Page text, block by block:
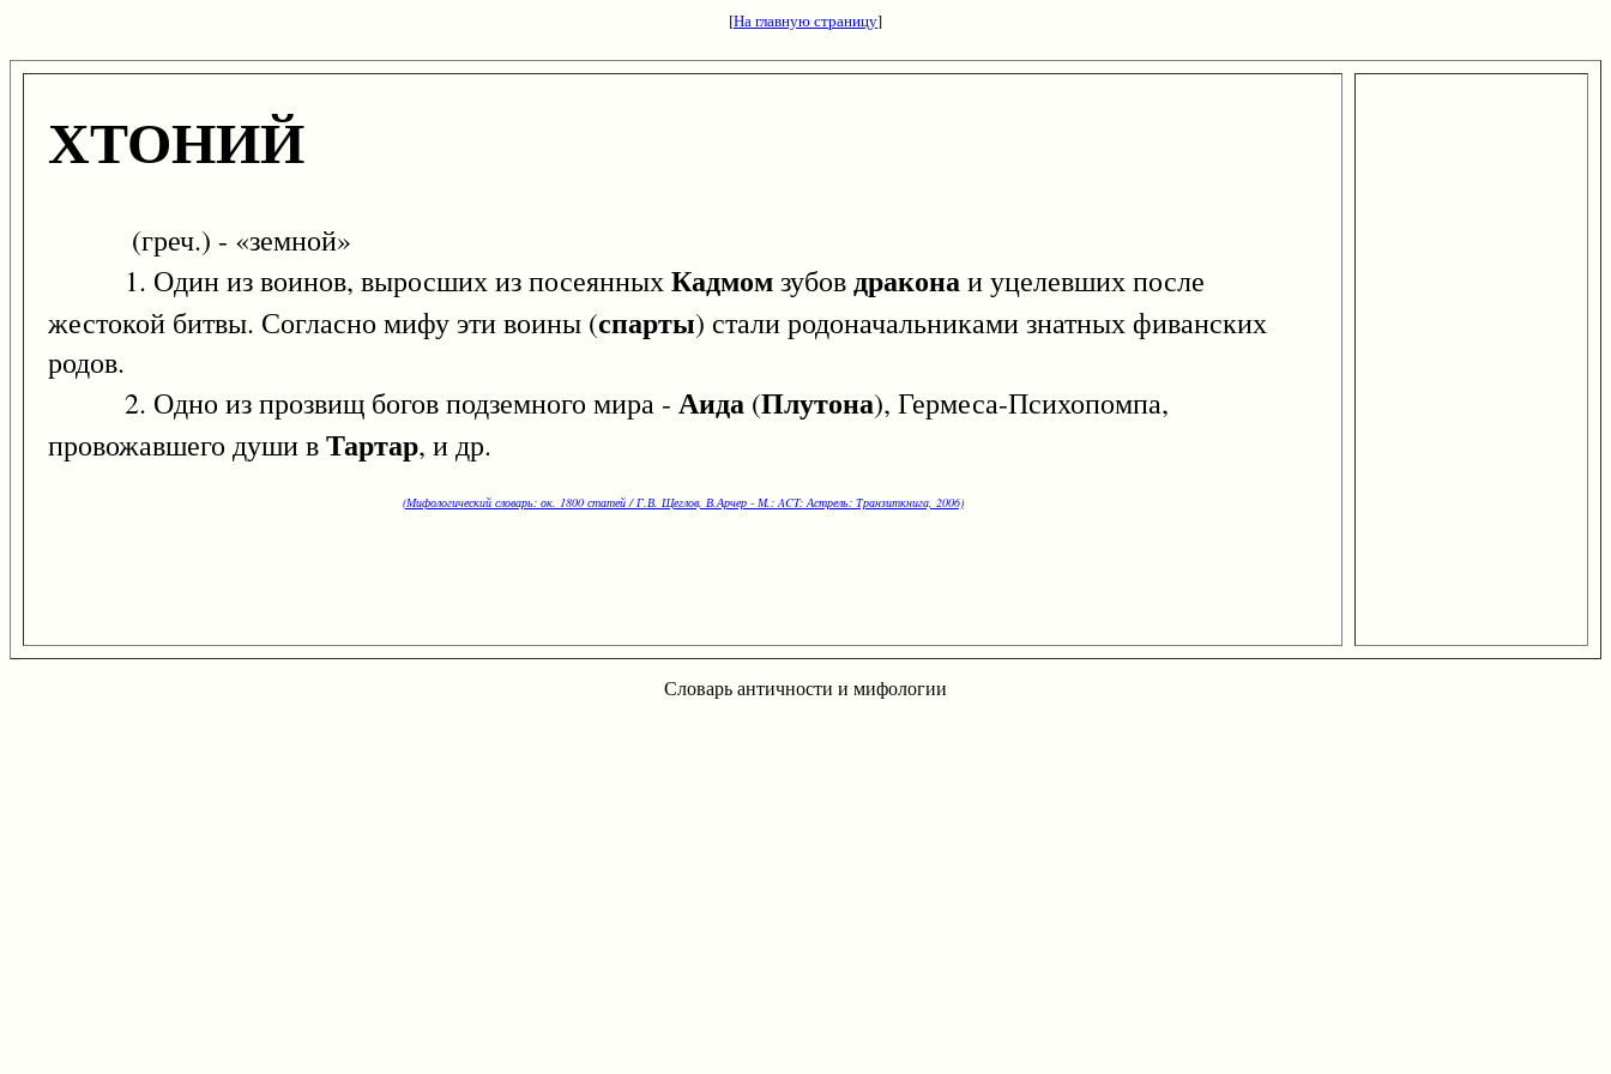
[На главную страницу]
ХТОНИЙ
(греч.) - «земной»
1. Один из воинов, выросших из посеянныхКадмомзубовдраконаи уцелевших после
жестокой битвы. Согласно мифу эти воины (спарты) стали родоначальниками знатных фиванских
родов.
2. Одно из прозвищ богов подземного мира - Аида (Плутона), Гермеса-Психопомпа,
провожавшего души вТартар, и др.
(Мифологический словарь: ок. 1800 статей / Г.В. Щеглов, В.Арчер - М.: ACT: Астрель: Транзиткнига, 2006)
Словарь античности и мифологии